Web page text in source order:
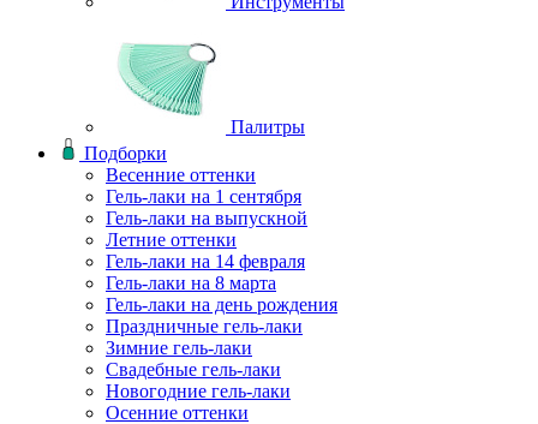
Палитры
Подборки
Весенние оттенки
Гель-лаки на 1 сентября
Гель-лаки на выпускной
Летние оттенки
Гель-лаки на 14 февраля
Гель-лаки на 8 марта
Гель-лаки на день рождения
Праздничные гель-лаки
Зимние гель-лаки
Свадебные гель-лаки
Новогодние гель-лаки
Осенние оттенки